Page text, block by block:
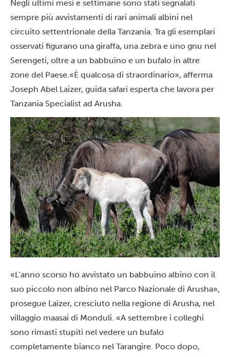
Negli ultimi mesi e settimane sono stati segnalati
sempre più avvistamenti di rari animali albini nel
circuito settentrionale della Tanzania. Tra gli esemplari
osservati figurano una giraffa, una zebra e uno gnu nel
Serengeti, oltre a un babbuino e un bufalo in altre
zone del Paese.«È qualcosa di straordinario», afferma
Joseph Abel Laizer, guida safari esperta che lavora per
Tanzania Specialist ad Arusha.
«L’anno scorso ho avvistato un babbuino albino con il
suo piccolo non albino nel Parco Nazionale di Arusha»,
prosegue Laizer, cresciuto nella regione di Arusha, nel
villaggio maasai di Monduli. «A settembre i colleghi
sono rimasti stupiti nel vedere un bufalo
completamente bianco nel Tarangire. Poco dopo,